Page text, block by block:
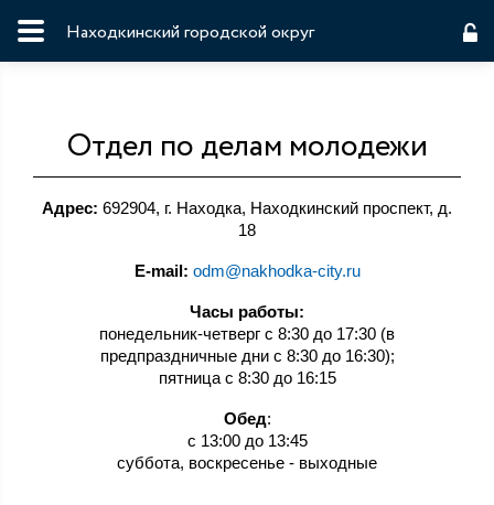
Находкинский городской округ
Отдел по делам молодежи
Адрес: 692904, г. Находка, Находкинский проспект, д.
18
E-mail: odm@nakhodka-city.ru
Часы работы:
понедельник-четверг с 8:30 до 17:30 (в
предпраздничные дни с 8:30 до 16:30);
пятница с 8:30 до 16:15
Обед:
с 13:00 до 13:45
суббота, воскресенье - выходные